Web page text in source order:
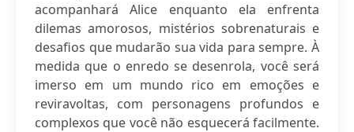
acompanhará Alice enquanto ela enfrenta
dilemas amorosos, mistérios sobrenaturais e
desafios que mudarão sua vida para sempre. À
medida que o enredo se desenrola, você será
imerso em um mundo rico em emoções e
reviravoltas, com personagens profundos e
complexos que você não esquecerá facilmente.